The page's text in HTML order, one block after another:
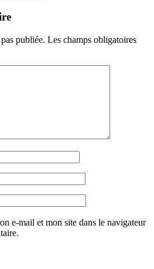
publiée. Les champs obligatoires
e-mail et mon site dans le navigateur